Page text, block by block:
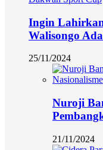
Ingin
Walisongo
25/11/2024
Nuroji
21/11/2024